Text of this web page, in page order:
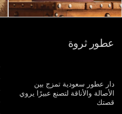
عطور ثروة
دار عطور سعودية تمزج بين
الأصالة والأناقة لتصنع عبيرًا يروي
قصتك